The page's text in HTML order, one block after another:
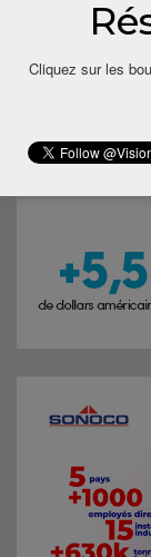
Cliquez sur les